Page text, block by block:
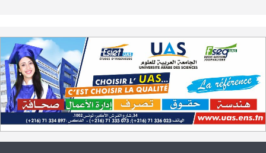
23-06
الترشح لمناظرة الالتحاق بالتكوين في مستوى مؤهل التقني السامي - دورة
سبتمبر 2023
31-12
L'Université Arabe des Sciences : Avis à tous les étudiant(e)s
12-05 200 منحة لطلبة الطب التونسيين في جامعة هارفارد ‏الأمريكية‏
26-10 الجامعة العربية للعلوم تونس (U.A.S) : عرض لآخر إصدارات دار اليمامة